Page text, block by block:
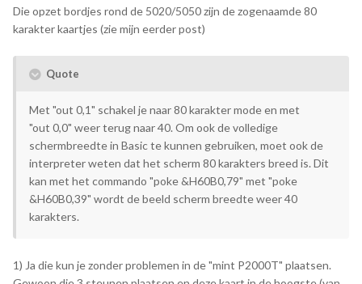
maar zou je het bord op de foto daar zo in kunnen plaatsen
voor extra RAM?
Heeft iemand een goed werkend schema daarvoor?
geprobeerd zorgvuldig door te lezen, maar de vraag blijft: hoe
maak ik een kabel tussen een RX/TX poort van een Arduino
Leonardo (daarmee kan ik makkelijk op de Mac met
Processing dumps op 1200 baud doen) en de "printerpoort"
op de P2000 om CAS files over te zetten.
Die opzet bordjes rond de 5020/5050 zijn de zogenaamde 80
karakter kaartjes (zie mijn eerder post)
Quote
Met "out 0,1" schakel je naar 80 karakter mode en met
"out 0,0" weer terug naar 40. Om ook de volledige
schermbreedte in Basic te kunnen gebruiken, moet ook de
interpreter weten dat het scherm 80 karakters breed is. Dit
kan met het commando "poke &H60B0,79" met "poke
&H60B0,39" wordt de beeld scherm breedte weer 40
karakters.
1) Ja die kun je zonder problemen in de "mint P2000T" plaatsen.